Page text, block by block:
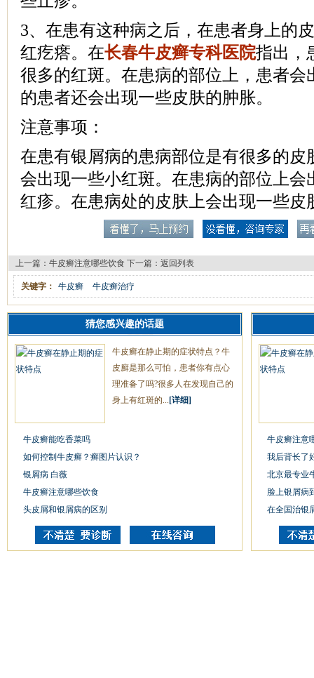
3、在患有这种病之后，在患者身上的
红疙瘩。在长春牛皮癣专科医院指出，
很多的红斑。在患病的部位上，患者会
的患者还会出现一些皮肤的肿胀。
注意事项：
在患有银屑病的患病部位是有很多的皮
会出现一些小红斑。在患病的部位上会
红疹。在患病处的皮肤上会出现一些皮
上一篇： 牛皮癣注意哪些饮食 下一篇： 返回列表
关键字： 牛皮癣 牛皮癣治疗
猜您感兴趣的话题
牛皮癣在静止期的症状特点？牛
皮廯是那么可怕，患者你有点心
理准备了吗?很多人在发现自己的
身上有红斑的... [详细]
牛皮癣能吃香菜吗
如何控制牛皮癣？癣图片认识？
银屑病 白薇
牛皮癣注意哪些饮食
头皮屑和银屑病的区别
牛皮癣注意
我后背长了
北京最专业
脸上银屑病
在全国治银